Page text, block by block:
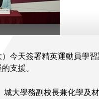
今天簽署精英運動員學
支援。
、城大學務副校長兼化學及